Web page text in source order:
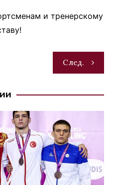
и тренерскому
След.